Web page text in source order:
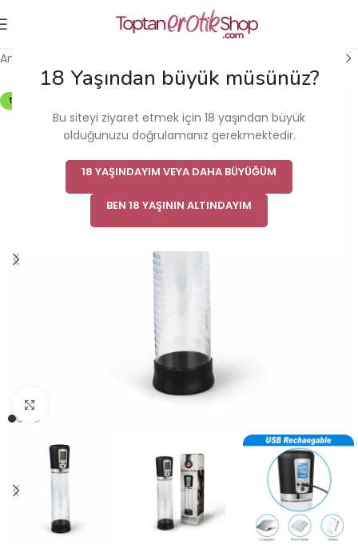
18 Yaşından büyük müsünüz?
Bu siteyi ziyaret etmek için 18 yaşından büyük
olduğunuzu doğrulamanız gerekmektedir.
18 YAŞINDAYIM VEYA DAHA BÜYÜĞÜM
BEN 18 YAŞININ ALTINDAYIM
Ana Sayfa
TÜKENDI